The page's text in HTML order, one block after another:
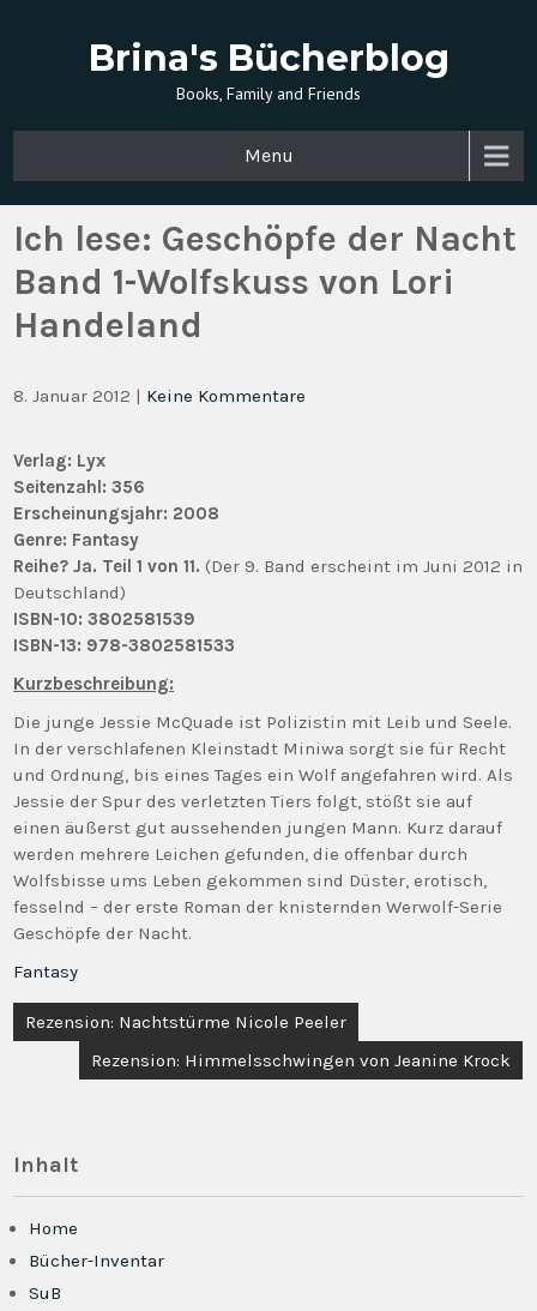
Brina's Bücherblog
Books, Family and Friends
Menu
Ich lese: Geschöpfe der Nacht
Band 1-Wolfskuss von Lori
Handeland
8. Januar 2012 | Keine Kommentare
Verlag: Lyx
Seitenzahl: 356
Erscheinungsjahr: 2008
Genre: Fantasy
Reihe?Ja. Teil 1 von 11. (Der 9. Band erscheint im Juni 2012 in
Deutschland)
ISBN-10: 3802581539
ISBN-13: 978-3802581533
Kurzbeschreibung:
Die junge Jessie McQuade ist Polizistin mit Leib und Seele.
In der verschlafenen Kleinstadt Miniwa sorgt sie für Recht
und Ordnung, bis eines Tages ein Wolf angefahren wird. Als
Jessie der Spur des verletzten Tiers folgt, stößt sie auf
einen äußerst gut aussehenden jungen Mann. Kurz darauf
werden mehrere Leichen gefunden, die offenbar durch
Wolfsbisse ums Leben gekommen sind Düster, erotisch,
fesselnd – der erste Roman der knisternden Werwolf-Serie
Geschöpfe der Nacht.
Fantasy
Beitragsnavigation
Rezension: Nachtstürme Nicole Peeler
Rezension: Himmelsschwingen von Jeanine Krock
Inhalt
Home
Bücher-Inventar
SuB